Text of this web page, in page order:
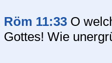
Röm 11:33 O
Gottes! Wie